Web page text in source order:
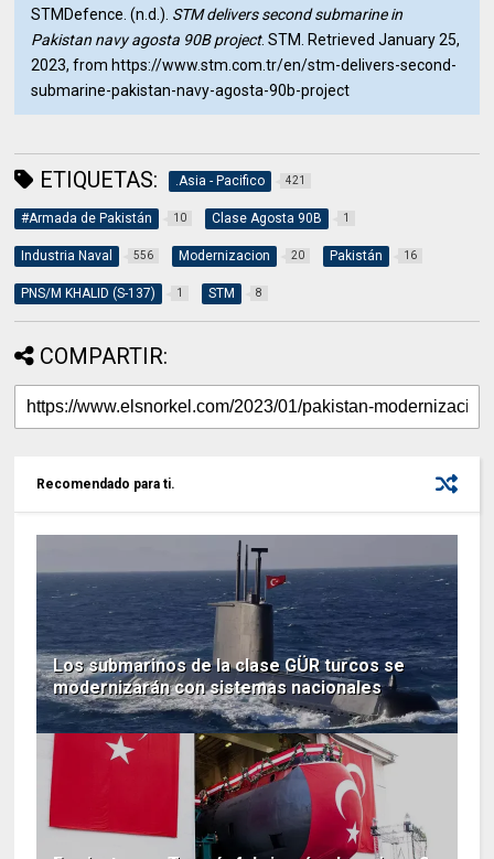
STMDefence. (n.d.). STM delivers second submarine in
Pakistan navy agosta 90B project. STM. Retrieved January 25,
2023, from https://www.stm.com.tr/en/stm-delivers-second-
submarine-pakistan-navy-agosta-90b-project
ETIQUETAS: .Asia - Pacifico 421
#Armada de Pakistán 10 Clase Agosta 90B 1
Industria Naval 556 Modernizacion 20 Pakistán 16
PNS/M KHALID (S-137) 1 STM 8
COMPARTIR:
Recomendado para ti.
Los submarinos de la clase GÜR turcos se
modernizarán con sistemas nacionales